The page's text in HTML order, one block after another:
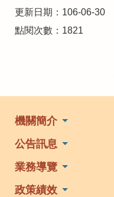
更新日期：106-06-30
點閱次數：1821
機關簡介
公告訊息
業務導覽
政策績效